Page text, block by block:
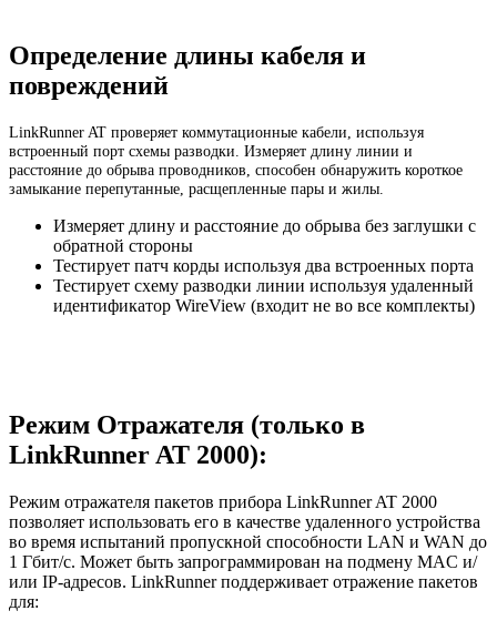
Определение длины кабеля и
повреждений
LinkRunner AT проверяет коммутационные кабели, используя
встроенный порт схемы разводки. Измеряет длину линии и
расстояние до обрыва проводников, способен обнаружить короткое
замыкание перепутанные, расщепленные пары и жилы.
Измеряет длину и расстояние до обрыва без заглушки с
обратной стороны
Тестирует патч корды используя два встроенных порта
Тестирует схему разводки линии используя удаленный
идентификатор WireView (входит не во все комплекты)
Режим Отражателя (только в
LinkRunner AT 2000):
Режим отражателя пакетов прибора LinkRunner AT 2000
позволяет использовать его в качестве удаленного устройства
во время испытаний пропускной способности LAN и WAN до
1 Гбит/с. Может быть запрограммирован на подмену MAC и/
или IP-адресов. LinkRunner поддерживает отражение пакетов
для: